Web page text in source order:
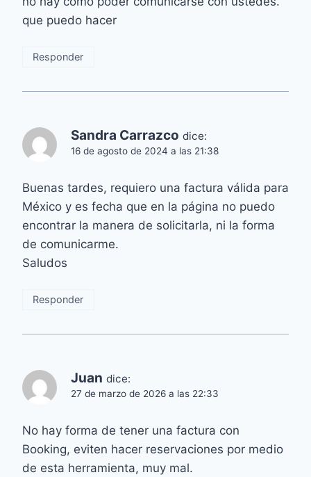
que puedo hacer
Responder
Sandra Carrazco dice:
16 de agosto de 2024 a las 21:38
Buenas tardes, requiero una factura válida para
México y es fecha que en la página no puedo
encontrar la manera de solicitarla, ni la forma
de comunicarme.
Saludos
Responder
Juan dice:
27 de marzo de 2026 a las 22:33
No hay forma de tener una factura con
Booking, eviten hacer reservaciones por medio
de esta herramienta, muy mal.